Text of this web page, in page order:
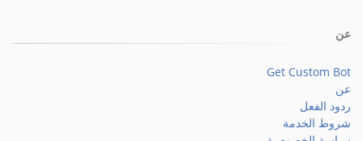
عن
Get Custom Bot
عن
ردود الفعل
شروط الخدمة